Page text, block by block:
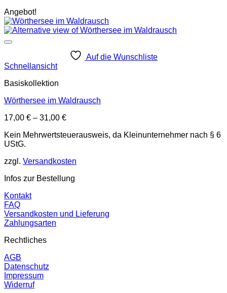
Angebot!
Auf die Wunschliste
Schnellansicht
Basiskollektion
Wörthersee im Waldrausch
17,00 € – 31,00 €
Kein Mehrwertsteuerausweis, da Kleinunternehmer nach § 6
UStG.
zzgl. Versandkosten
Infos zur Bestellung
Kontakt
FAQ
Versandkosten und Lieferung
Zahlungsarten
Rechtliches
AGB
Datenschutz
Impressum
Widerruf